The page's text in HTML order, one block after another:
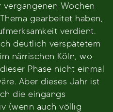
vergangenen Wochen
gearbeitet haben,
verdient.
deutlich verspätetem
närrischen Köln, wo
Phase nicht einmal
Aber dieses Jahr ist
die eingangs
(wenn auch völlig